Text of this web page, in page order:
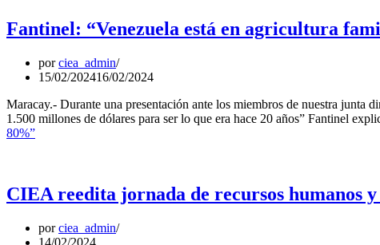
Fantinel: “Venezuela está en agricultura
porciea_admin
15/02/202416/02/2024
Maracay.- Durante una presentación ante los miembros de nuestra junta
1.500 millones de dólares para ser lo que era hace 20 años” Fantinel
80%”
CIEA reedita jornada de recursos humanos
porciea_admin